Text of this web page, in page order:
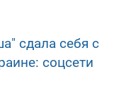
сдала себя с
соцсети